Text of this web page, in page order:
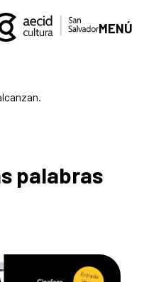
MENÚ
palabras